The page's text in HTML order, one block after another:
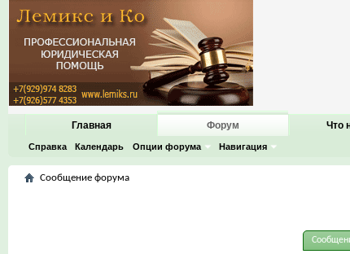
Главная Форум
Справка Календарь Опции форума Навигация
Что
Сообщение форума